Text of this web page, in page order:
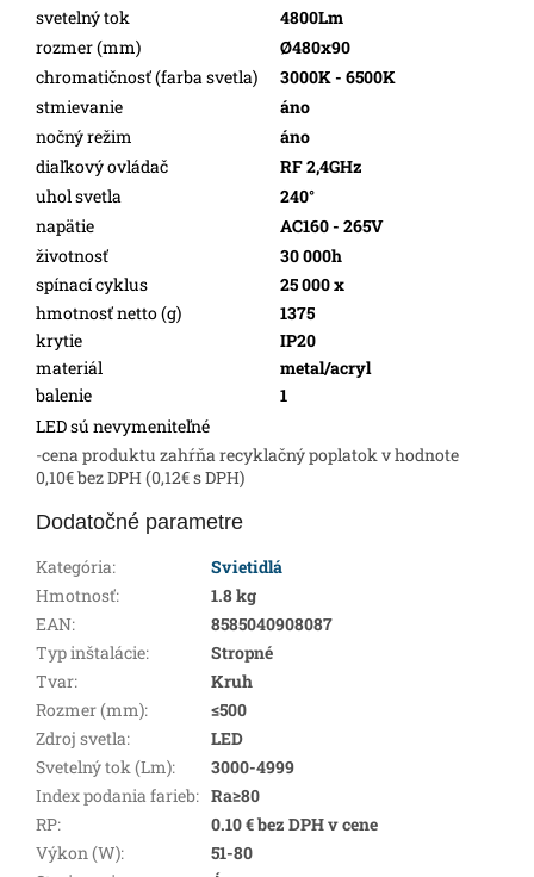
svetelný tok
4800Lm
rozmer (mm)
Ø480x90
chromatičnosť (farba svetla)
3000K - 6500K
stmievanie
áno
nočný režim
áno
diaľkový ovládač
RF 2,4GHz
uhol svetla
240°
napätie
AC160 - 265V
životnosť
30 000h
spínací cyklus
25 000 x
hmotnosť netto (g)
1375
krytie
IP20
materiál
metal/acryl
balenie
1
LED sú nevymeniteľné
-cena produktu zahŕňa recyklačný poplatok v hodnote
0,10€ bez DPH (0,12€ s DPH)
Dodatočné parametre
Kategória:
Svietidlá
Hmotnosť:
1.8 kg
EAN:
8585040908087
Typ inštalácie:
Stropné
Tvar:
Kruh
Rozmer (mm):
≤500
Zdroj svetla:
LED
Svetelný tok (Lm):
3000-4999
Index podania farieb: Ra≥80
RP:
0.10 € bez DPH v cene
Výkon (W):
51-80